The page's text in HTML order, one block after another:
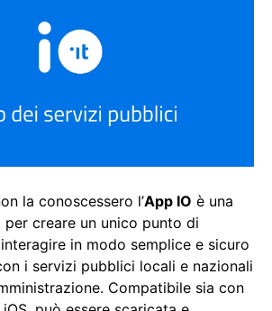
la conoscessero l’App IO è una
creare un unico punto di
in modo semplice e sicuro
i servizi pubblici locali e nazionali
Compatibile sia con